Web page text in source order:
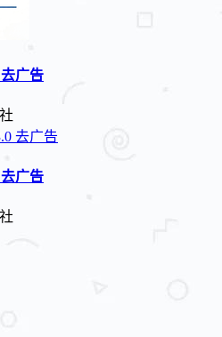
广告
广告